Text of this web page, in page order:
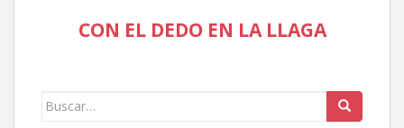
CON EL DEDO EN LA LLAGA
Buscar: